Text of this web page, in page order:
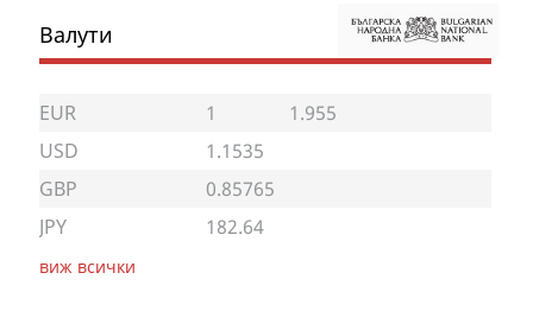
Валути
EUR 1
1.955
USD
1.1535
GBP
0.85765
JPY
182.64
виж всички